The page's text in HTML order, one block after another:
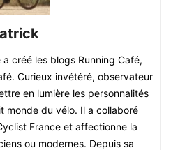
créé les blogs Running Café,
Curieux invétéré, observateur
en lumière les personnalités
monde du vélo. Il a collaboré
France et affectionne la
ou modernes. Depuis sa